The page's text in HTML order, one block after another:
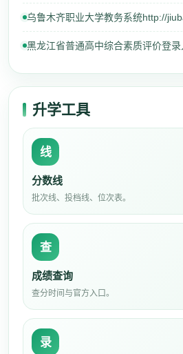
乌鲁木齐职业大学教务系统http://
黑龙江省普通高中综合素质评价登
升学工具
线
分数线
批次线、投档线、位次表。
查
成绩查询
查分时间与官方入口。
录